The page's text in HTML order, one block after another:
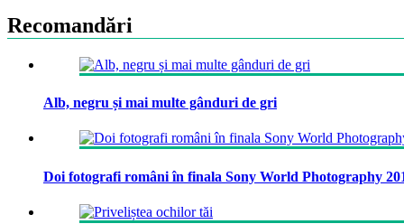
Recomandări
Alb, negru și mai multe gânduri de gri
Doi fotografi români în finala Sony World Photography